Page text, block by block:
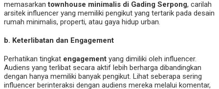
memasarkantownhouse minimalis di Gading Serpong, carilah
arsitek influencer yang memiliki pengikut yang tertarik pada desain
rumah minimalis, properti, atau gaya hidup urban.
b. Keterlibatan dan Engagement
Perhatikan tingkat engagement yang dimiliki oleh influencer.
Audiens yang terlibat secara aktif lebih berharga dibandingkan
dengan hanya memiliki banyak pengikut. Lihat seberapa sering
influencer berinteraksi dengan audiens mereka melalui komentar,